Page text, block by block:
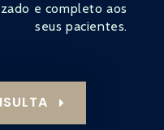
e completo aos
seus pacientes.